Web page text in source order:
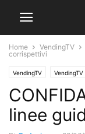
Home VendingTV
corrispettivi
VendingTV
linee